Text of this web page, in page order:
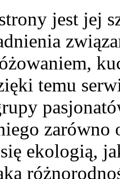
jest jej
temu
zarówno
ekologią,